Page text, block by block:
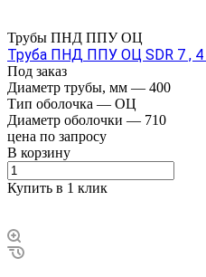
Трубы ПНД ППУ ОЦ
Труба ПНД ППУ ОЦ SDR 7 ,
Под заказ
Диаметр трубы, мм — 400
Тип оболочка — ОЦ
Диаметр оболочки — 710
цена по запросу
В корзину
Купить в 1 клик